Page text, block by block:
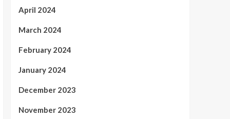
April 2024
March 2024
February 2024
January 2024
December 2023
November 2023